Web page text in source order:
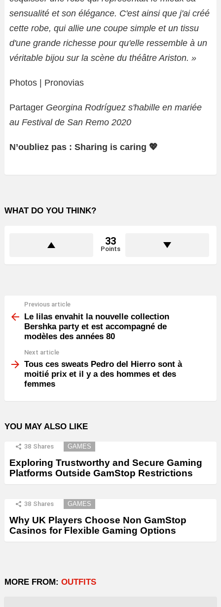
sensualité et son élégance. C'est ainsi que j'ai créé
cette robe, qui allie une coupe simple et un tissu
d'une grande richesse pour qu'elle ressemble à un
véritable bijou sur la scène du théâtre Ariston. »
Photos | Pronovias
Partager Georgina Rodríguez s'habille en mariée
au Festival de San Remo 2020
N’oubliez pas : Sharing is caring 💖
WHAT DO YOU THINK?
33
Points
more
Previous article
Le lilas envahit la nouvelle collection
Bershka party et est accompagné de
modèles des années 80
Next article
Tous ces sweats Pedro del Hierro sont à
moitié prix et il y a des hommes et des
femmes
YOU MAY ALSO LIKE
38 Shares GAMES
Exploring Trustworthy and Secure Gaming
Platforms Outside GamStop Restrictions
38 Shares GAMES
Why UK Players Choose Non GamStop
Casinos for Flexible Gaming Options
MORE FROM: OUTFITS